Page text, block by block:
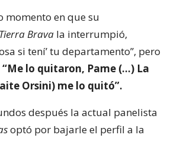
momento en que su
Tierra Brava la interrumpió,
si tení’ tu departamento”, pero
“Me lo quitaron, Pame (…) La
Orsini) me lo quitó”.
después la actual panelista
optó por bajarle el perfil a la